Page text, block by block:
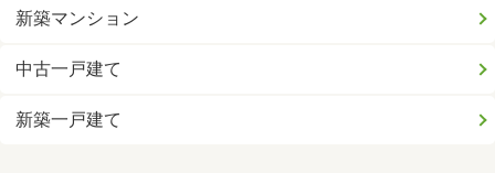
新築マンション
中古一戸建て
新築一戸建て